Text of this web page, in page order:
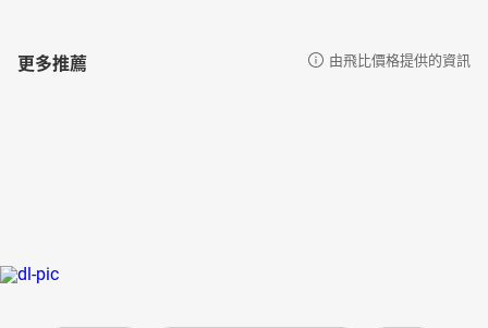
更多推薦 由飛比價格提供的資訊